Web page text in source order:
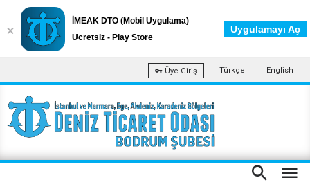
Üye Giriş Türkçe English
İMEAK DTO (Mobil Uygulama)
Ücretsiz - Play Store
Uygulamayı Aç